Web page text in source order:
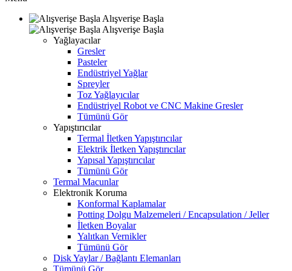
Alışverişe Başla
Alışverişe Başla
Yağlayacılar
Gresler
Pasteler
Endüstriyel Yağlar
Spreyler
Toz Yağlayıcılar
Endüstriyel Robot ve CNC Makine Gresler
Tümünü Gör
Yapıştırıcılar
Termal İletken Yapıştırıcılar
Elektrik İletken Yapıştırıcılar
Yapısal Yapıştırıcılar
Tümünü Gör
Termal Macunlar
Elektronik Koruma
Konformal Kaplamalar
Potting Dolgu Malzemeleri / Encapsulation / Jeller
İletken Boyalar
Yalıtkan Vernikler
Tümünü Gör
Disk Yaylar / Bağlantı Elemanları
Tümünü Gör